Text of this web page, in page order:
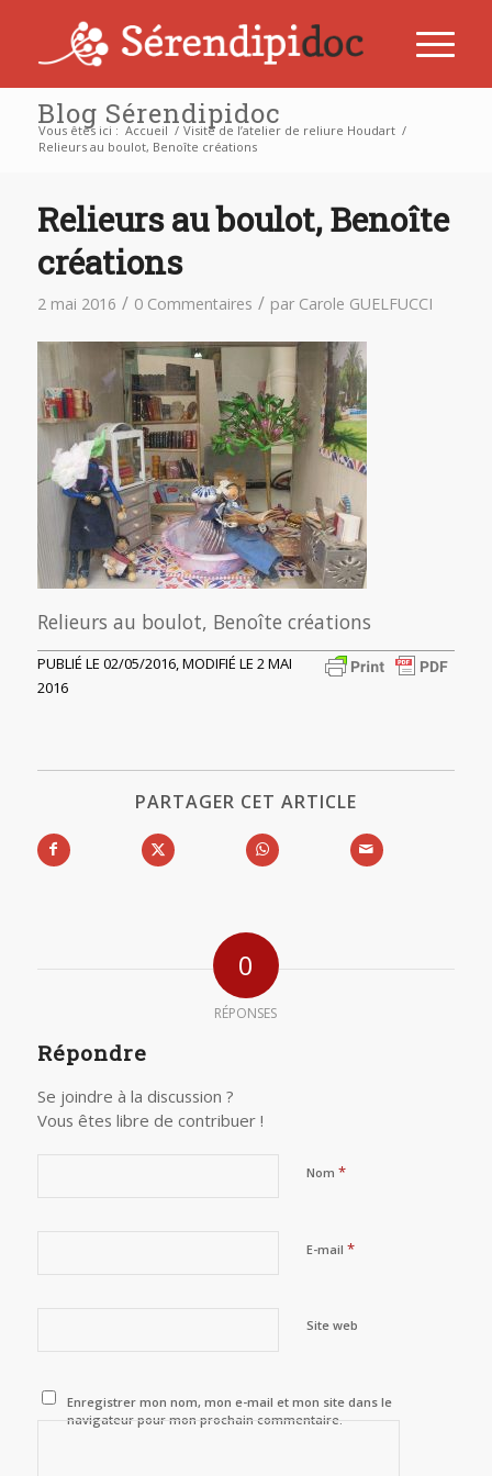
Blog Sérendipidoc
Vous êtes ici : Accueil / Visite de l’atelier de reliure Houdart /
Relieurs au boulot, Benoîte créations
Relieurs au boulot, Benoîte
créations
2 mai 2016 / 0 Commentaires / par Carole GUELFUCCI
Relieurs au boulot, Benoîte créations
PUBLIÉ LE 02/05/2016, MODIFIÉ LE 2 MAI
2016
PARTAGER CET ARTICLE
0
RÉPONSES
Répondre
Se joindre à la discussion ?
Vous êtes libre de contribuer !
Nom *
E-mail *
Site web
Enregistrer mon nom, mon e-mail et mon site dans le
navigateur pour mon prochain commentaire.